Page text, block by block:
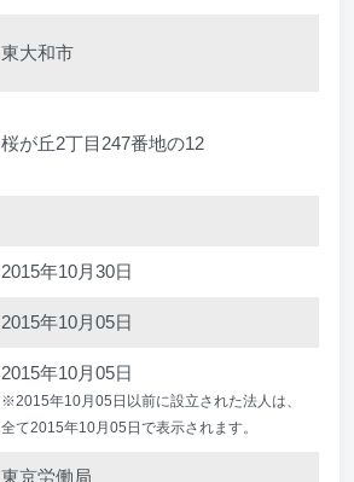
東大和市
桜が丘2丁目247番地の12
2015年10月30日
2015年10月05日
2015年10月05日
※2015年10月05日以前に設立された法人は、
全て2015年10月05日で表示されます。
東京労働局